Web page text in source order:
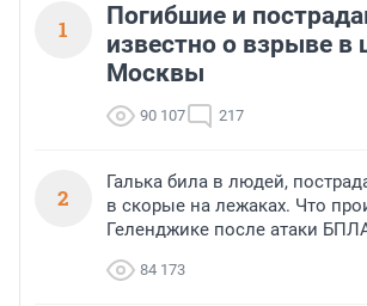
1
Погибшие и
известно о взрыве в
Москвы
90 107 217
2
Галька била в людей,
в скорые на лежаках. Что
Геленджике после атаки
84 173